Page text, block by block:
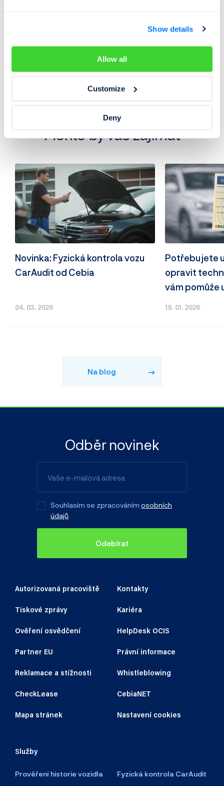
Show details
Allow all
Customize
Deny
b.minksova@cebia.cz
Trh s automobily
Mohlo by vás zajímat
04. 03. 2026
Novinka: Fyzická kontrola vozu
CarAudit od Cebia
19. 01. 2026
Potřebujete
opravit
vám pomůže
Na blog
Autorizovaná pracoviště Kontakty
Tiskové zprávy Kariéra
Ověření osvědčení HelpDesk OCIS
Partner EU Právní informace
Reklamace a stížnosti Whistleblowing
CheckLease CebiaNET
Mapa stránek Nastavení cookies
Služby
Prověření historie vozidla Fyzická kontrola CarAudit
Odběr novinek
Souhlasím se zpracováním osobních
údajů
Odebírat